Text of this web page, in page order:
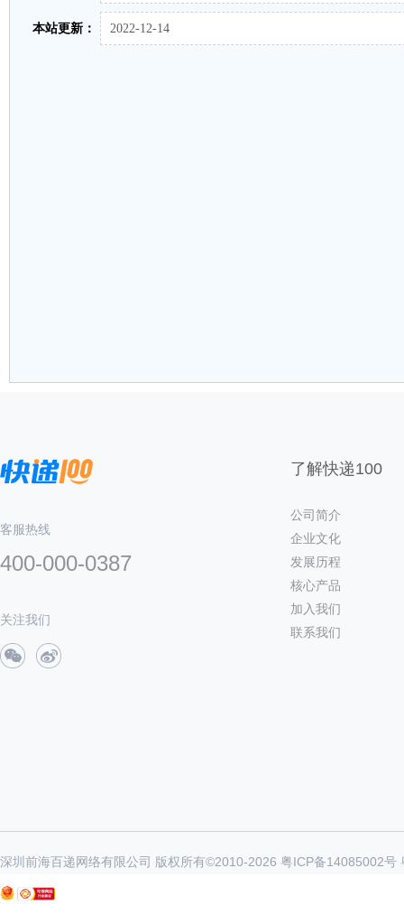
本站更新： 2022-12-14
客服热线
400-000-0387
关注我们
了解快递100
公司简介
企业文化
发展历程
核心产品
加入我们
联系我们
深圳前海百递网络有限公司 版权所有©2010-2026 粤ICP备14085002号